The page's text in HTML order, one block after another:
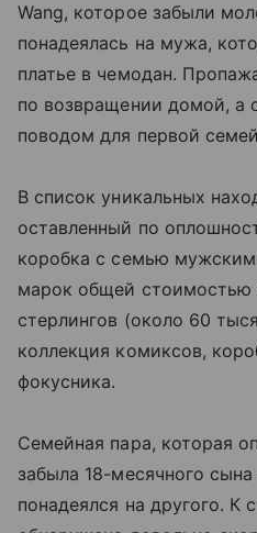
Wang, которое забыли
понадеялась на мужа,
платье в чемодан.
по возвращении домой, а
поводом для первой
В список уникальных
оставленный по
коробка с семью
марок общей стоимостью
стерлингов (около 60
коллекция комиксов,
фокусника.
Семейная пара, которая
забыла 18-месячного
понадеялся на другого. К